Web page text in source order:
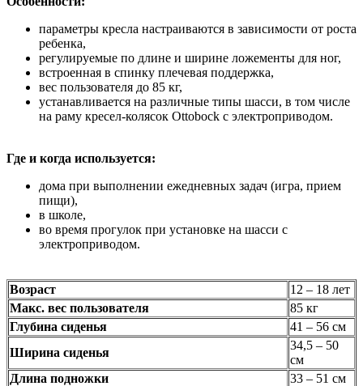
параметры кресла настраиваются в зависимости от роста
ребенка,
регулируемые по длине и ширине ложементы для ног,
встроенная в спинку плечевая поддержка,
вес пользователя до 85 кг,
устанавливается на различные типы шасси, в том числе
на раму кресел-колясок Ottobock с электроприводом.
Где и когда используется:
дома при выполнении ежедневных задач (игра, прием
пищи),
в школе,
во время прогулок при установке на шасси с
электроприводом.
Возраст
12 – 18 лет
Макс. вес пользователя
85 кг
Глубина сиденья
41 – 56 см
Ширина сиденья
34,5 – 50
см
Длина подножки
33 – 51 см